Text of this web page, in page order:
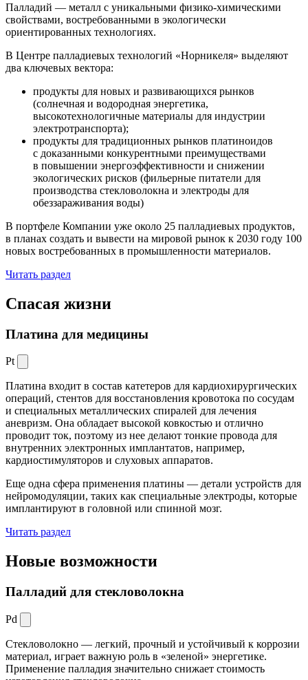
Палладий — металл с уникальными физико-химическими
свойствами, востребованными в экологически
ориентированных технологиях.
В Центре палладиевых технологий «Норникеля» выделяют
два ключевых вектора:
продукты для новых и развивающихся рынков
(солнечная и водородная энергетика,
высокотехнологичные материалы для индустрии
электротранспорта);
продукты для традиционных рынков платиноидов
с доказанными конкурентными преимуществами
в повышении энергоэффективности и снижении
экологических рисков (фильерные питатели для
производства стекловолокна и электроды для
обеззараживания воды)
В портфеле Компании уже около 25 палладиевых продуктов,
в планах создать и вывести на мировой рынок к 2030 году 100
новых востребованных в промышленности материалов.
Читать раздел
Спасая жизни
Платина для медицины
Pt
Платина входит в состав катетеров для кардиохирургических
операций, стентов для восстановления кровотока по сосудам
и специальных металлических спиралей для лечения
аневризм. Она обладает высокой ковкостью и отлично
проводит ток, поэтому из нее делают тонкие провода для
внутренних электронных имплантатов, например,
кардиостимуляторов и слуховых аппаратов.
Еще одна сфера применения платины — детали устройств для
нейромодуляции, таких как специальные электроды, которые
имплантируют в головной или спинной мозг.
Читать раздел
Новые возможности
Палладий для стекловолокна
Pd
Стекловолокно — легкий, прочный и устойчивый к коррозии
материал, играет важную роль в «зеленой» энергетике.
Применение палладия значительно снижает стоимость